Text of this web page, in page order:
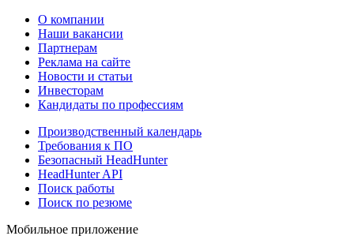
О компании
Наши вакансии
Партнерам
Реклама на сайте
Новости и статьи
Инвесторам
Кандидаты по профессиям
Производственный календарь
Требования к ПО
Безопасный HeadHunter
HeadHunter API
Поиск работы
Поиск по резюме
Мобильное приложение